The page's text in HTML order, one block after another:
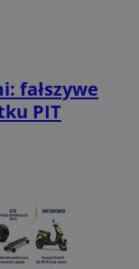
fałszywe
PIT